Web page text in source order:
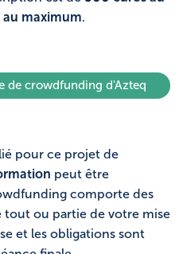
au maximum.
de crowdfunding d'Azteq
pour ce projet de
peut être
comporte des
tout ou partie de votre mise
et les obligations sont